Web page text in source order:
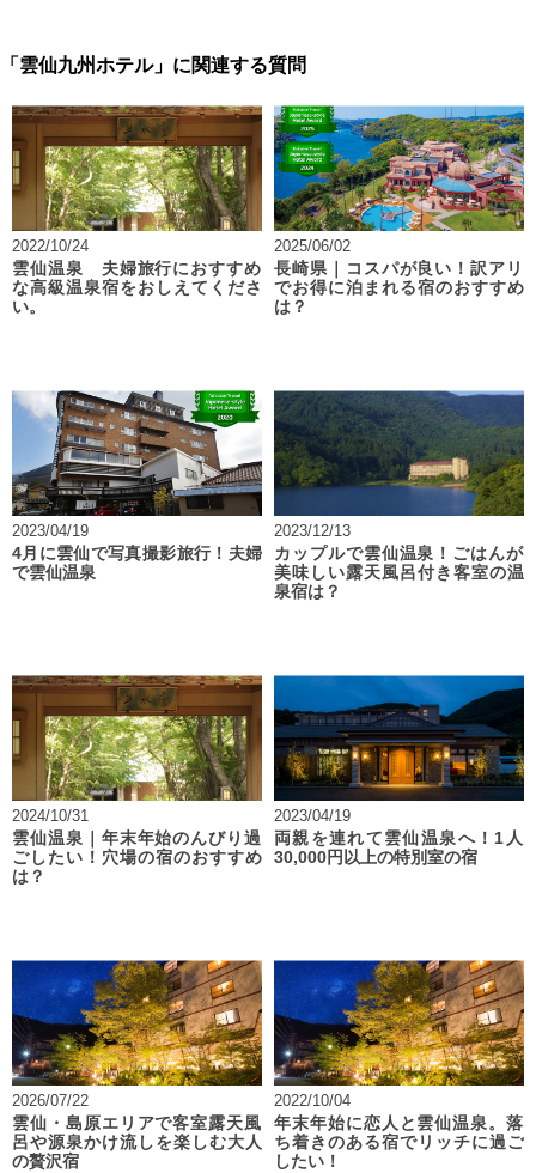
「雲仙九州ホテル」に関連する質問
2022/10/24
雲仙温泉 夫婦旅行におすすめ
な高級温泉宿をおしえてくださ
い。
2025/06/02
長崎県｜コスパが良い！訳アリ
でお得に泊まれる宿のおすすめ
は？
2023/04/19
4月に雲仙で写真撮影旅行！夫婦
で雲仙温泉
2023/12/13
カップルで雲仙温泉！ごはんが
美味しい露天風呂付き客室の温
泉宿は？
2024/10/31
雲仙温泉｜年末年始のんびり過
ごしたい！穴場の宿のおすすめ
は？
2023/04/19
両親を連れて雲仙温泉へ！1人
30,000円以上の特別室の宿
2026/07/22
雲仙・島原エリアで客室露天風
呂や源泉かけ流しを楽しむ大人
の贅沢宿
2022/10/04
年末年始に恋人と雲仙温泉。落
ち着きのある宿でリッチに過ご
したい！